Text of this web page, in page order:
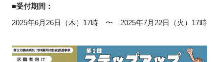
■受付期間：
2025年6月26日（木）17時 〜 2025年7月22日（火）17時